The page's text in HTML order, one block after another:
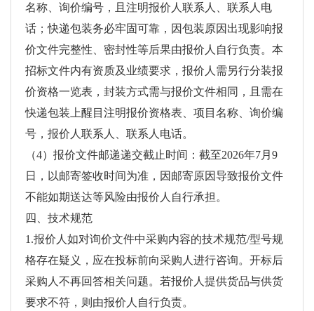
名称、询价编号，且注明报价人联系人、联系人电
话；快递包装务必牢固可靠，因包装原因出现影响报
价文件完整性、密封性等后果由报价人自行负责。本
招标文件内有资质及业绩要求，报价人需另行分装报
价资格一览表，封装方式需与报价文件相同，且需在
快递包装上醒目注明报价资格表、项目名称、询价编
号，报价人联系人、联系人电话。
（4）报价文件邮递递交截止时间：截至2026年7月9
日，以邮寄签收时间为准，因邮寄原因导致报价文件
不能如期送达等风险由报价人自行承担。
四、技术规范
1.报价人如对询价文件中采购内容的技术规范/型号规
格存在疑义，应在投标前向采购人进行咨询。开标后
采购人不再回答相关问题。若报价人提供货品与供货
要求不符，则由报价人自行负责。